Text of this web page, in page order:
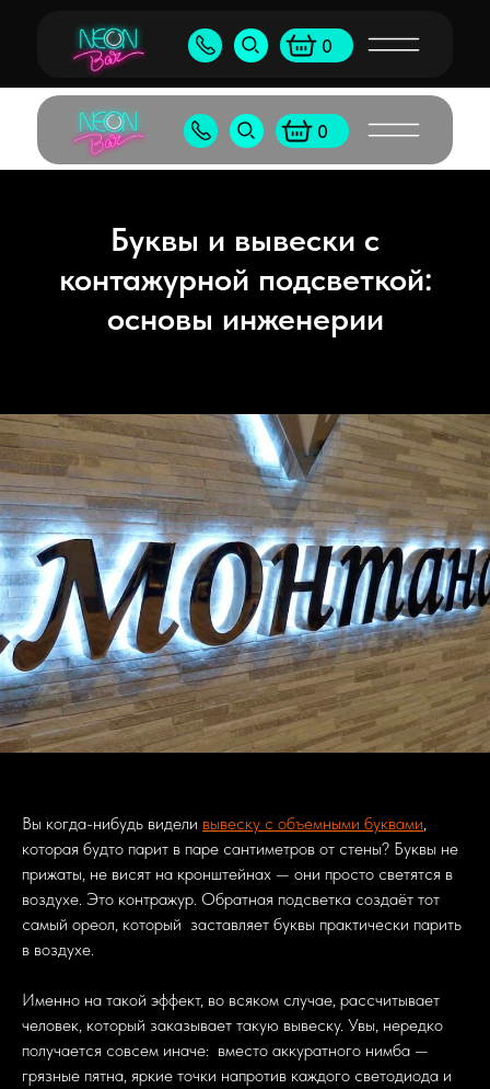
0
+7 (905) 538-80-50
+7 (495) 065-55-96
0
Буквы и вывески с
контажурной подсветкой:
основы инженерии
Вы когда-нибудь видели вывеску с объемными буквами,
которая будто парит в паре сантиметров от стены? Буквы не
прижаты, не висят на кронштейнах — они просто светятся в
воздухе. Это контражур. Обратная подсветка создаёт тот
самый ореол, который заставляет буквы практически парить
в воздухе.
Именно на такой эффект, во всяком случае, рассчитывает
человек, который заказывает такую вывеску. Увы, нередко
получается совсем иначе: вместо аккуратного нимба —
грязные пятна, яркие точки напротив каждого светодиода и